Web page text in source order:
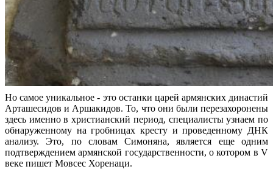
Но самое уникальное - это останки царей армянских династий
Арташесидов и Аршакидов. То, что они были перезахоронены
здесь именно в христианский период, специалисты узнаем по
обнаруженному на гробницах кресту и проведенному ДНК
анализу. Это, по словам Симоняна, является еще одним
подтверждением армянской государственности, о котором в V
веке пишет Мовсес Хоренаци.